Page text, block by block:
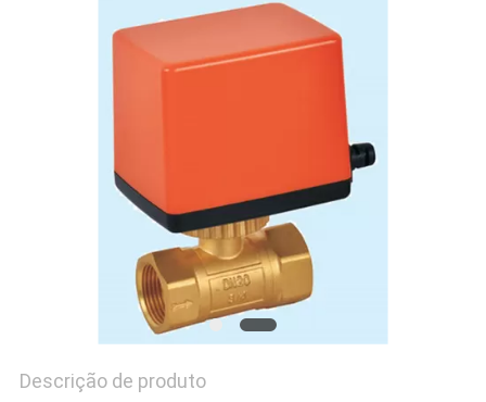
Descrição de produto